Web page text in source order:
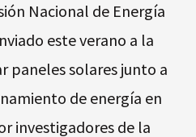
Nacional de Energía
este verano a la
paneles solares junto a
de energía en
investigadores de la